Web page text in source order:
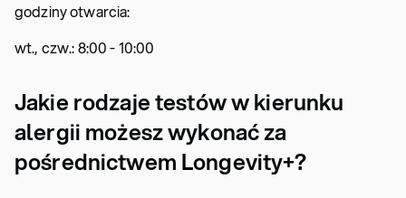
godziny otwarcia:
wt., czw.: 8:00 - 10:00
Jakie rodzaje testów w kierunku
alergii możesz wykonać za
pośrednictwem Longevity+?